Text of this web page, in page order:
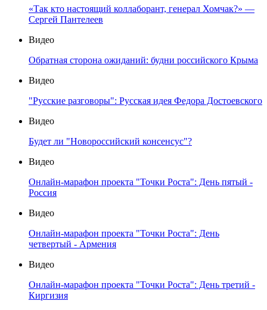
«Так кто настоящий коллаборант, генерал Хомчак?» —
Сергей Пантелеев
Видео
Обратная сторона ожиданий: будни российского Крыма
Видео
"Русские разговоры": Русская идея Федора Достоевского
Видео
Будет ли "Новороссийский консенсус"?
Видео
Онлайн-марафон проекта "Точки Роста": День пятый -
Россия
Видео
Онлайн-марафон проекта "Точки Роста": День
четвертый - Армения
Видео
Онлайн-марафон проекта "Точки Роста": День третий -
Киргизия